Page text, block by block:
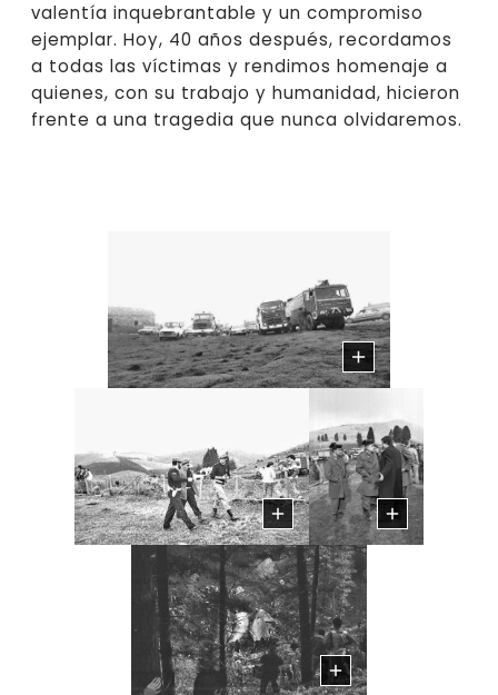
valentía inquebrantable y un compromiso
ejemplar. Hoy, 40 años después, recordamos
a todas las víctimas y rendimos homenaje a
quienes, con su trabajo y humanidad, hicieron
frente a una tragedia que nunca olvidaremos.